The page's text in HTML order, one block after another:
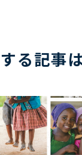
る記事